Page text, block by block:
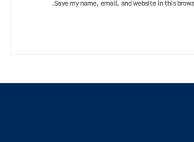
Save my name, email, and website in this